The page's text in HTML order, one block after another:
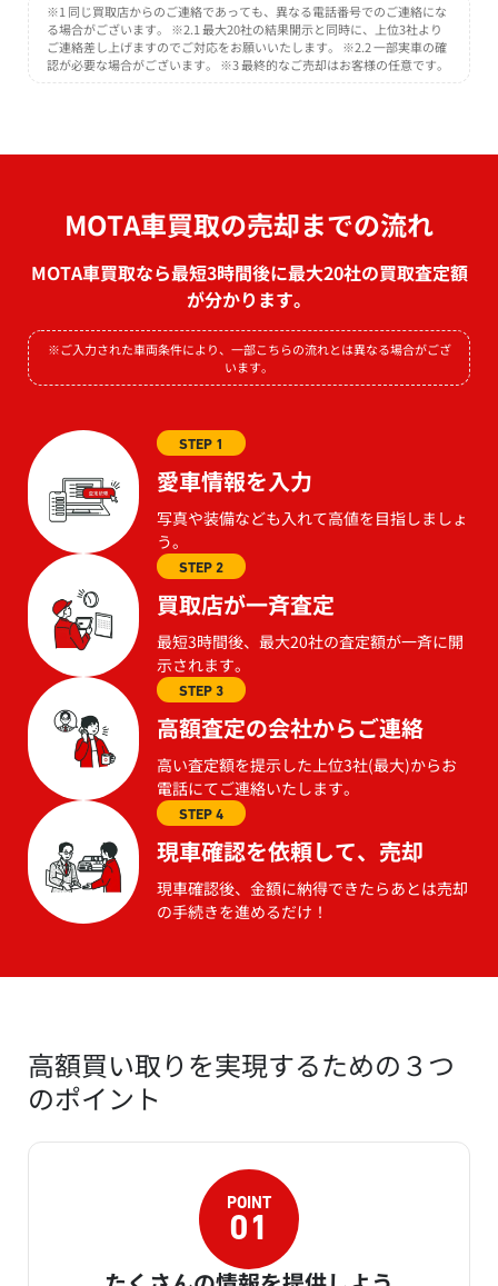
※1 同じ買取店からのご連絡であっても、異なる電話番号でのご連絡にな
る場合がございます。 ※2.1 最大20社の結果開示と同時に、上位3社より
ご連絡差し上げますのでご対応をお願いいたします。 ※2.2 一部実車の確
認が必要な場合がございます。 ※3 最終的なご売却はお客様の任意です。
MOTA車買取の売却までの流れ
MOTA車買取なら最短3時間後に最大20社の買取査定額
が分かります。
※ご入力された車両条件により、一部こちらの流れとは異なる場合がござ
います。
STEP 1
愛車情報を入力
写真や装備なども入れて高値を目指しましょ
う。
STEP 2
買取店が一斉査定
最短3時間後、最大20社の査定額が一斉に開
示されます。
STEP 3
高額査定の会社からご連絡
高い査定額を提示した上位3社(最大)からお
電話にてご連絡いたします。
STEP 4
現車確認を依頼して、売却
現車確認後、金額に納得できたらあとは売却
の手続きを進めるだけ！
高額買い取りを実現するための３つ
のポイント